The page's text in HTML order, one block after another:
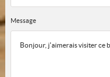
Message